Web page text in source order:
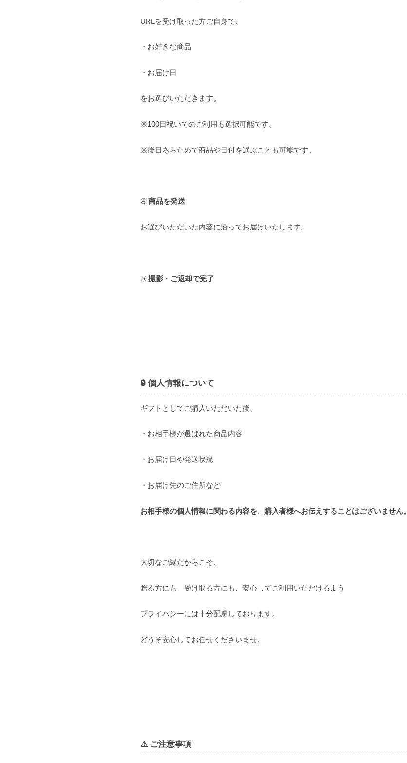
URLを受け取った方ご自身で、
・お好きな商品
・お届け日
をお選びいただきます。
※100日祝いでのご利用も選択可能です。
※後日あらためて商品や日付を選ぶことも可能です。
④ 商品を発送
お選びいただいた内容に沿ってお届けいたします。
⑤ 撮影・ご返却で完了
🔒 個人情報について
ギフトとしてご購入いただいた後、
・お相手様が選ばれた商品内容
・お届け日や発送状況
・お届け先のご住所など
お相手様の個人情報に関わる内容を、購入者様へお伝えすることはございません。
大切なご縁だからこそ、
贈る方にも、受け取る方にも、安心してご利用いただけるよう
プライバシーには十分配慮しております。
どうぞ安心してお任せくださいませ。
⚠ ご注意事項